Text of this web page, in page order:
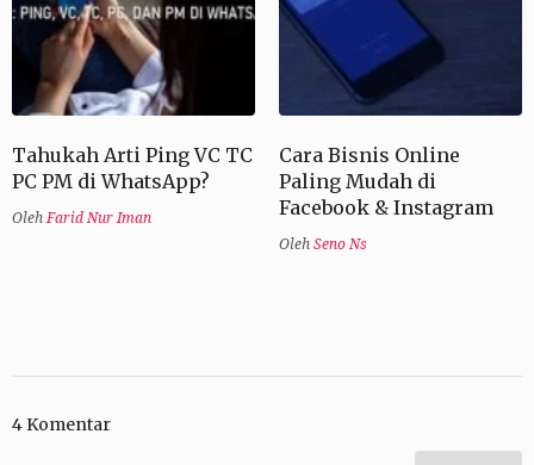
Tahukah Arti Ping VC TC
PC PM di WhatsApp?
Oleh Farid Nur Iman
Cara Bisnis Online
Paling Mudah di
Facebook & Instagram
Oleh Seno Ns
4 Komentar